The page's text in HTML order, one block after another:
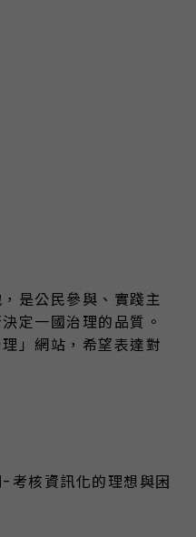
是公民參與、實踐主
定一國治理的品質。
」網站，希望表達對
考核資訊化的理想與困